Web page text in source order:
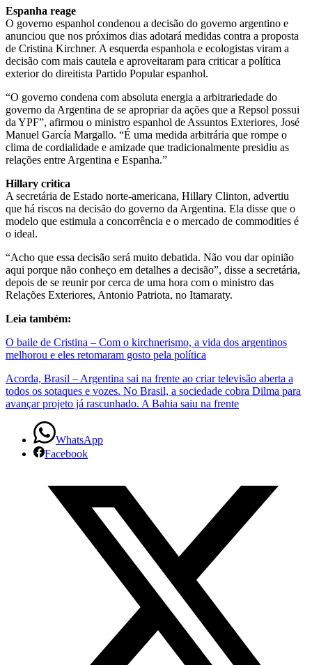
Espanha reage
O governo espanhol condenou a decisão do governo argentino e
anunciou que nos próximos dias adotará medidas contra a proposta
de Cristina Kirchner. A esquerda espanhola e ecologistas viram a
decisão com mais cautela e aproveitaram para criticar a política
exterior do direitista Partido Popular espanhol.
“O governo condena com absoluta energia a arbitrariedade do
governo da Argentina de se apropriar da ações que a Repsol possui
da YPF”, afirmou o ministro espanhol de Assuntos Exteriores, José
Manuel García Margallo. “É uma medida arbitrária que rompe o
clima de cordialidade e amizade que tradicionalmente presidiu as
relações entre Argentina e Espanha.”
Hillary critica
A secretária de Estado norte-americana, Hillary Clinton, advertiu
que há riscos na decisão do governo da Argentina. Ela disse que o
modelo que estimula a concorrência e o mercado de commodities é
o ideal.
“Acho que essa decisão será muito debatida. Não vou dar opinião
aqui porque não conheço em detalhes a decisão”, disse a secretária,
depois de se reunir por cerca de uma hora com o ministro das
Relações Exteriores, Antonio Patriota, no Itamaraty.
Leia também:
O baile de Cristina – Com o kirchnerismo, a vida dos argentinos
melhorou e eles retomaram gosto pela política
Acorda, Brasil – Argentina sai na frente ao criar televisão aberta a
todos os sotaques e vozes. No Brasil, a sociedade cobra Dilma para
avançar projeto já rascunhado. A Bahia saiu na frente
WhatsApp
Facebook